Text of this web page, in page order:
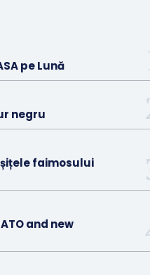
pe Lună
negru
faimosului
and new